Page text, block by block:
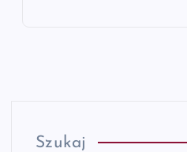
Szukaj